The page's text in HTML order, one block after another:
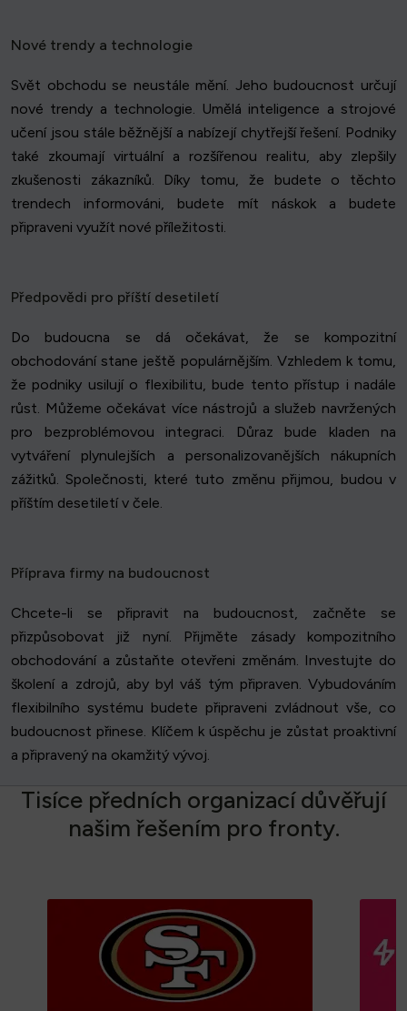
Nové trendy a technologie
Svět obchodu se neustále mění. Jeho budoucnost určují
nové trendy a technologie. Umělá inteligence a strojové
učení jsou stále běžnější a nabízejí chytřejší řešení. Podniky
také zkoumají virtuální a rozšířenou realitu, aby zlepšily
zkušenosti zákazníků. Díky tomu, že budete o těchto
trendech informováni, budete mít náskok a budete
připraveni využít nové příležitosti.
Předpovědi pro příští desetiletí
Do budoucna se dá očekávat, že se kompozitní
obchodování stane ještě populárnějším. Vzhledem k tomu,
že podniky usilují o flexibilitu, bude tento přístup i nadále
růst. Můžeme očekávat více nástrojů a služeb navržených
pro bezproblémovou integraci. Důraz bude kladen na
vytváření plynulejších a personalizovanějších nákupních
zážitků. Společnosti, které tuto změnu přijmou, budou v
příštím desetiletí v čele.
Příprava firmy na budoucnost
Chcete-li se připravit na budoucnost, začněte se
přizpůsobovat již nyní. Přijměte zásady kompozitního
obchodování a zůstaňte otevřeni změnám. Investujte do
školení a zdrojů, aby byl váš tým připraven. Vybudováním
flexibilního systému budete připraveni zvládnout vše, co
budoucnost přinese. Klíčem k úspěchu je zůstat proaktivní
a připravený na okamžitý vývoj.
Tisíce předních organizací důvěřují
našim řešením pro fronty.